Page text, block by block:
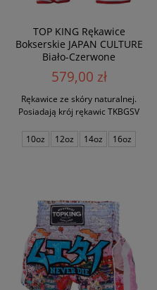
TOP KING Rękawice
Bokserskie JAPAN CULTURE
Biało-Czerwone
579,00 zł
Rękawice ze skóry naturalnej.
Posiadają krój rękawic TKBGSV
10oz 12oz 14oz 16oz